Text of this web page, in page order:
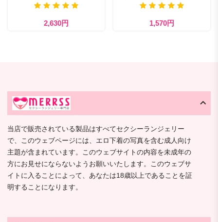
2,630円 1,570円
当店で販売されている製品はすべてセクシーランジェリー
で、このウェブページには、エロ下着の写真を含む成人向け
主題が含まれています。このウェブサイトの内容を未成年の
方にお見せにならないようお願いいたします。このウェブサ
イトに入ることによって、あなたは18歳以上であることを証
明することになります。